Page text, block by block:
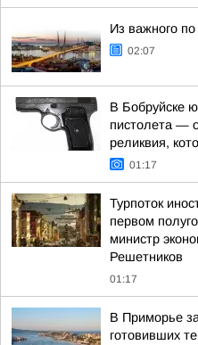
Из важного
02:07
В Бобруйске
пистолета —
реликвия,
01:17
Турпоток
первом
министр
Решетников
01:17
В Приморье
готовивших